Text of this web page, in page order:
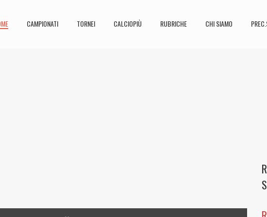
CAMPIONATI TORNEI CALCIOPIÙ RUBRICHE CHI SIAMO